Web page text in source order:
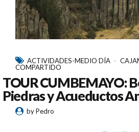
ACTIVIDADES-MEDIO DÍA
COMPARTIDO
TOUR CUMBEMAYO:
Piedras y Acueductos
by Pedro